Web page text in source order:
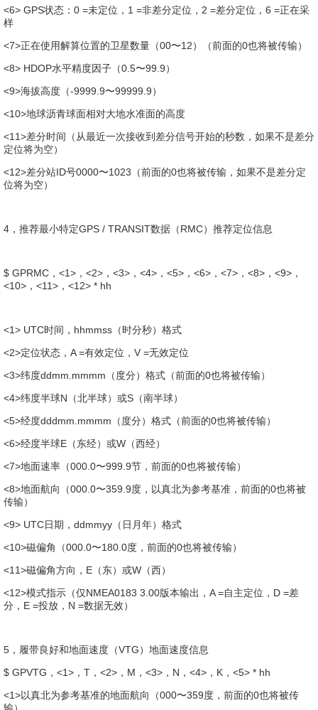
<6> GPS状态：0 =未定位，1 =非差分定位，2 =差分定位，6 =正在采
样
<7>正在使用解算位置的卫星数量（00〜12）（前面的0也将被传输）
<8> HDOP水平精度因子（0.5〜99.9）
<9>海拔高度（-9999.9〜99999.9）
<10>地球沥青球面相对大地水准面的高度
<11>差分时间（从最近一次接收到差分信号开始的秒数，如果不是差分
定位将为空）
<12>差分站ID号0000〜1023（前面的0也将被传输，如果不是差分定
位将为空）
4，推荐最小特定GPS / TRANSIT数据（RMC）推荐定位信息
$ GPRMC，<1>，<2>，<3>，<4>，<5>，<6>，<7>，<8>，<9>，
<10>，<11>，<12> * hh
<1> UTC时间，hhmmss（时分秒）格式
<2>定位状态，A =有效定位，V =无效定位
<3>纬度ddmm.mmmm（度分）格式（前面的0也将被传输）
<4>纬度半球N（北半球）或S（南半球）
<5>经度dddmm.mmmm（度分）格式（前面的0也将被传输）
<6>经度半球E（东经）或W（西经）
<7>地面速率（000.0〜999.9节，前面的0也将被传输）
<8>地面航向（000.0〜359.9度，以真北为参考基准，前面的0也将被
传输）
<9> UTC日期，ddmmyy（日月年）格式
<10>磁偏角（000.0〜180.0度，前面的0也将被传输）
<11>磁偏角方向，E（东）或W（西）
<12>模式指示（仅NMEA0183 3.00版本输出，A =自主定位，D =差
分，E =投放，N =数据无效）
5，履带良好和地面速度（VTG）地面速度信息
$ GPVTG，<1>，T，<2>，M，<3>，N，<4>，K，<5> * hh
<1>以真北为参考基准的地面航向（000〜359度，前面的0也将被传